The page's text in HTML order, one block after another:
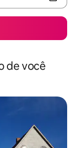
de você